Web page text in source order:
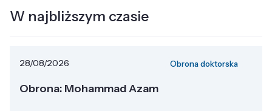
W najbliższym czasie
28/08/2026 Obrona doktorska
Obrona: Mohammad Azam